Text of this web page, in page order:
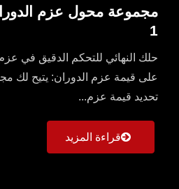
1
حلك النهائي للتحكم الدقيق في
تحديد قيمة عزم...
قراءة المزيد